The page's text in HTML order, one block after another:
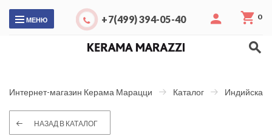
МЕНЮ +7(499) 394-05-40 0
Интернет-магазин Керама Марацци Каталог Индийская
НАЗАД В КАТАЛОГ